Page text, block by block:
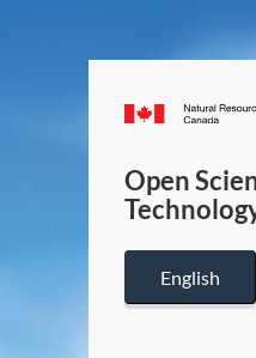
Open
English